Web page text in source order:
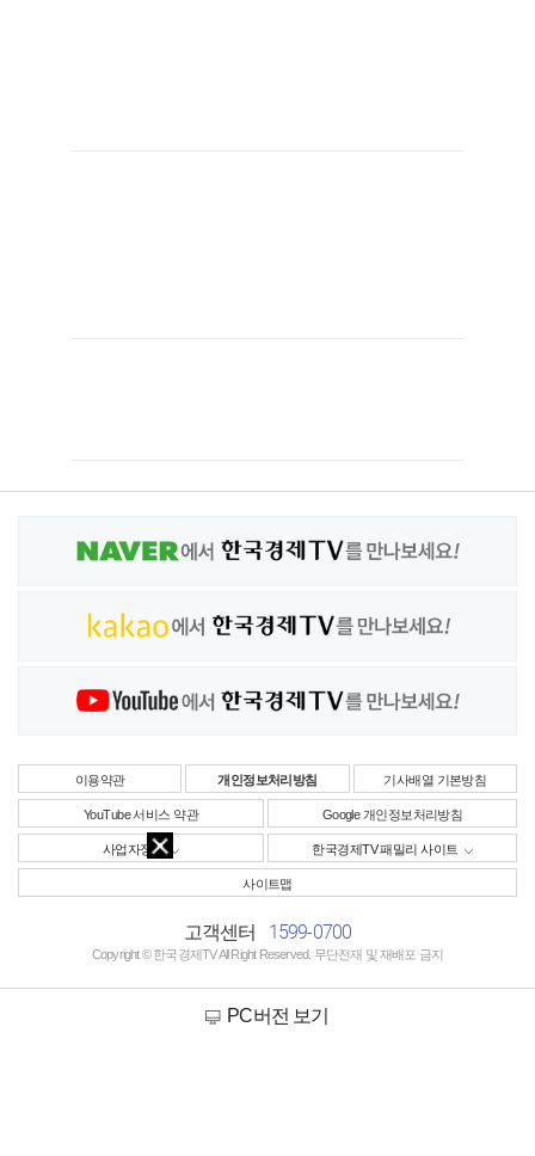
이용약관 개인정보처리방침 기사배열 기본방침
YouTube 서비스 약관 Google 개인정보처리방침
사업자정보 한국경제TV 패밀리 사이트
사이트맵
고객센터 1599-0700
Copyright © 한국경제TV All Right Reserved. 무단전재 및 재배포 금지
PC버전 보기